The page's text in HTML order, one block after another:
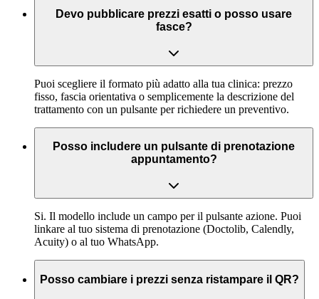
Devo pubblicare prezzi esatti o posso usare
fasce?
Puoi scegliere il formato più adatto alla tua clinica: prezzo
fisso, fascia orientativa o semplicemente la descrizione del
trattamento con un pulsante per richiedere un preventivo.
Posso includere un pulsante di prenotazione
appuntamento?
Si. Il modello include un campo per il pulsante azione. Puoi
linkare al tuo sistema di prenotazione (Doctolib, Calendly,
Acuity) o al tuo WhatsApp.
Posso cambiare i prezzi senza ristampare il QR?